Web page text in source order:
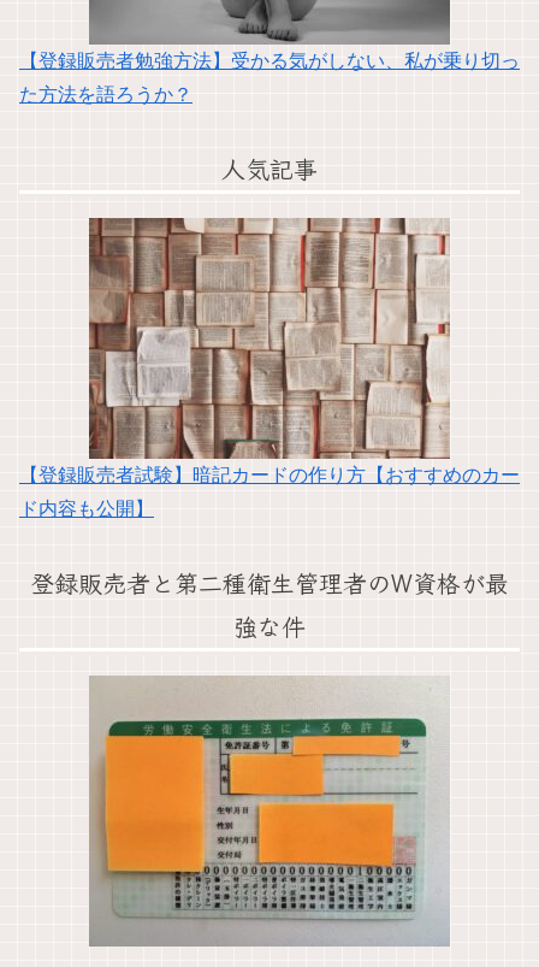
【登録販売者勉強方法】受かる気がしない、私が乗り切っ
た方法を語ろうか？
人気記事
【登録販売者試験】暗記カードの作り方【おすすめのカー
ド内容も公開】
登録販売者と第二種衛生管理者のW資格が最
強な件